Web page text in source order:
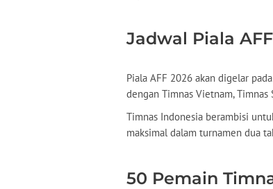
Jadwal Piala
Piala AFF 2026 akan digelar
dengan Timnas Vietnam, Timnas
Timnas Indonesia berambisi
maksimal dalam turnamen dua
50 Pemain